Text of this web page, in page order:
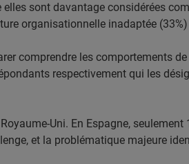
elles sont davantage considérées
organisationnelle inadaptée
comprendre les comportements
respectivement qui les
Uni. En Espagne,
et la problématique majeure